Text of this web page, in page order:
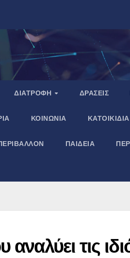
ΔΙΑΤΡΟΦΗ ΔΡΑΣΕΙΣ
ΚΟΙΝΩΝΙΑ ΚΑΤΟΙΚΙΔΙΑ
ΠΑΙΔΕΙΑ
τις